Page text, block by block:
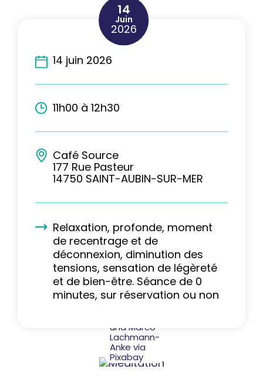
und Marco
Lachmann-
Anke via
Pixabay
14
Juin
2026
14 juin 2026
11h00 à 12h30
Café Source
177 Rue Pasteur
14750 SAINT-AUBIN-SUR-MER
Relaxation, profonde, moment
de recentrage et de
déconnexion, diminution des
tensions, sensation de légèreté
et de bien-être. Séance de 0
minutes, sur réservation ou non